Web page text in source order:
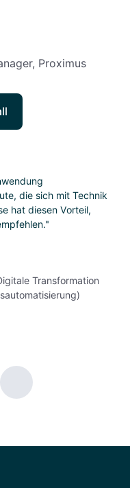
Proximus
die sich mit Technik
hat diesen Vorteil,
Transformation